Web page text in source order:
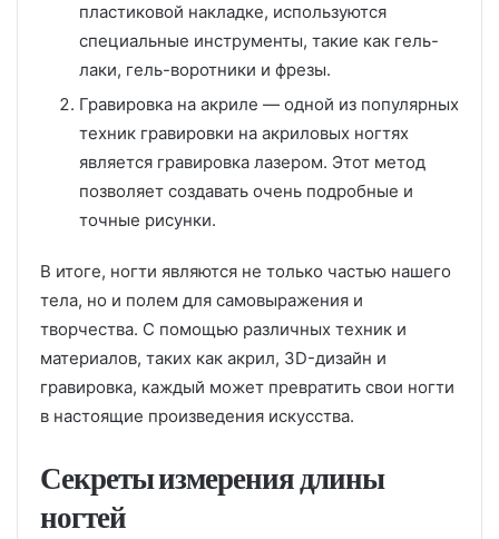
пластиковой накладке, используются
специальные инструменты, такие как гель-
лаки, гель-воротники и фрезы.
Гравировка на акриле — одной из популярных
техник гравировки на акриловых ногтях
является гравировка лазером. Этот метод
позволяет создавать очень подробные и
точные рисунки.
В итоге, ногти являются не только частью нашего
тела, но и полем для самовыражения и
творчества. С помощью различных техник и
материалов, таких как акрил, 3D-дизайн и
гравировка, каждый может превратить свои ногти
в настоящие произведения искусства.
Секреты измерения длины
ногтей